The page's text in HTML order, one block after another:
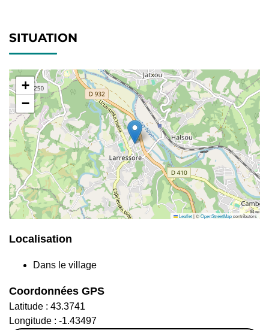
SITUATION
+
−
Leaflet|©OpenStreetMapcontributors
Localisation
Dans le village
Coordonnées GPS
Latitude : 43.3741
Longitude : -1.43497